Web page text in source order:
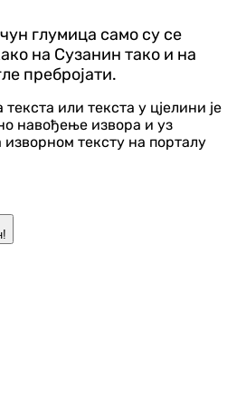
глумица само су се
на Сузанин тако и на
пребројати.
или текста у цјелини је
навођење извора и уз
тексту на порталу